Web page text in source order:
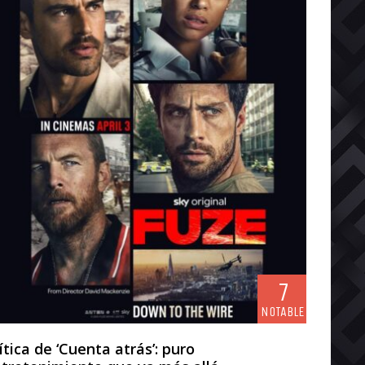
7
NOTABLE
de ‘Cuenta atrás’: puro